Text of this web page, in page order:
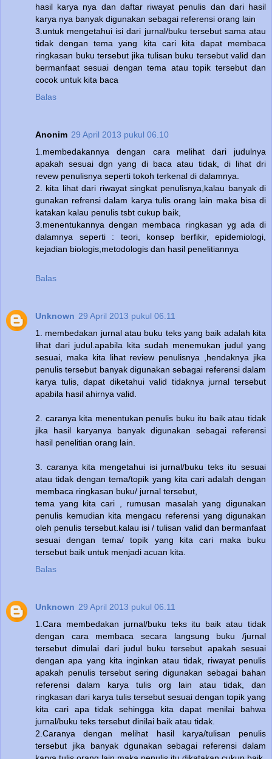
hasil karya nya dan daftar riwayat penulis dan dari hasil
karya nya banyak digunakan sebagai referensi orang lain
3.untuk mengetahui isi dari jurnal/buku tersebut sama atau
tidak dengan tema yang kita cari kita dapat membaca
ringkasan buku tersebut jika tulisan buku tersebut valid dan
bermanfaat sesuai dengan tema atau topik tersebut dan
cocok untuk kita baca
Balas
Anonim 29 April 2013 pukul 06.10
1.membedakannya dengan cara melihat dari judulnya
apakah sesuai dgn yang di baca atau tidak, di lihat dri
revew penulisnya seperti tokoh terkenal di dalamnya.
2. kita lihat dari riwayat singkat penulisnya,kalau banyak di
gunakan refrensi dalam karya tulis orang lain maka bisa di
katakan kalau penulis tsbt cukup baik,
3.menentukannya dengan membaca ringkasan yg ada di
dalamnya seperti : teori, konsep berfikir, epidemiologi,
kejadian biologis,metodologis dan hasil penelitiannya
Balas
Unknown 29 April 2013 pukul 06.11
1. membedakan jurnal atau buku teks yang baik adalah kita
lihat dari judul.apabila kita sudah menemukan judul yang
sesuai, maka kita lihat review penulisnya ,hendaknya jika
penulis tersebut banyak digunakan sebagai referensi dalam
karya tulis, dapat diketahui valid tidaknya jurnal tersebut
apabila hasil ahirnya valid.
2. caranya kita menentukan penulis buku itu baik atau tidak
jika hasil karyanya banyak digunakan sebagai referensi
hasil penelitian orang lain.
3. caranya kita mengetahui isi jurnal/buku teks itu sesuai
atau tidak dengan tema/topik yang kita cari adalah dengan
membaca ringkasan buku/ jurnal tersebut,
tema yang kita cari , rumusan masalah yang digunakan
penulis kemudian kita mengacu referensi yang digunakan
oleh penulis tersebut.kalau isi / tulisan valid dan bermanfaat
sesuai dengan tema/ topik yang kita cari maka buku
tersebut baik untuk menjadi acuan kita.
Balas
Unknown 29 April 2013 pukul 06.11
1.Cara membedakan jurnal/buku teks itu baik atau tidak
dengan cara membaca secara langsung buku /jurnal
tersebut dimulai dari judul buku tersebut apakah sesuai
dengan apa yang kita inginkan atau tidak, riwayat penulis
apakah penulis tersebut sering digunakan sebagai bahan
referensi dalam karya tulis org lain atau tidak, dan
ringkasan dari karya tulis tersebut sesuai dengan topik yang
kita cari apa tidak sehingga kita dapat menilai bahwa
jurnal/buku teks tersebut dinilai baik atau tidak.
2.Caranya dengan melihat hasil karya/tulisan penulis
tersebut jika banyak dgunakan sebagai referensi dalam